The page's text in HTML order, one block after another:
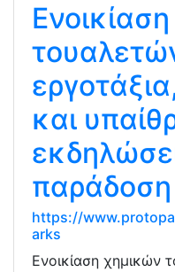
και
παράδοση
https://
arks
Ενοικίαση χημικών